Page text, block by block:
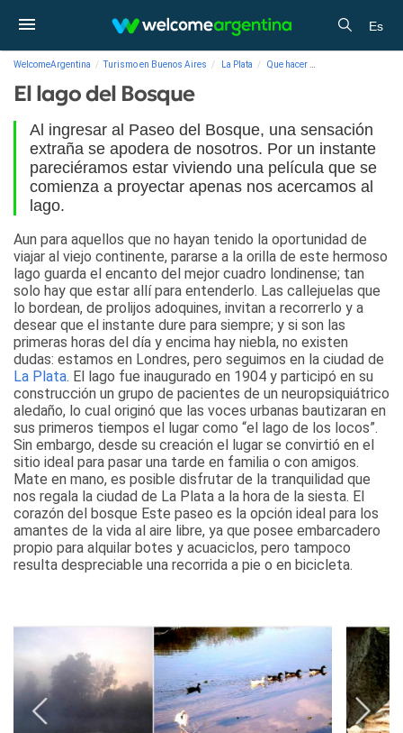
Es
WelcomeArgentina Turismo en Buenos Aires La Plata Que hacer
El lago del Bosque
Al ingresar al Paseo del Bosque, una sensación
extraña se apodera de nosotros. Por un instante
pareciéramos estar viviendo una película que se
comienza a proyectar apenas nos acercamos al
lago.
Aun para aquellos que no hayan tenido la oportunidad de
viajar al viejo continente, pararse a la orilla de este hermoso
lago guarda el encanto del mejor cuadro londinense; tan
solo hay que estar allí para entenderlo. Las callejuelas que
lo bordean, de prolijos adoquines, invitan a recorrerlo y a
desear que el instante dure para siempre; y si son las
primeras horas del día y encima hay niebla, no existen
dudas: estamos en Londres, pero seguimos en la ciudad de
La Plata. El lago fue inaugurado en 1904 y participó en su
construcción un grupo de pacientes de un neuropsiquiátrico
aledaño, lo cual originó que las voces urbanas bautizaran en
sus primeros tiempos el lugar como “el lago de los locos”.
Sin embargo, desde su creación el lugar se convirtió en el
sitio ideal para pasar una tarde en familia o con amigos.
Mate en mano, es posible disfrutar de la tranquilidad que
nos regala la ciudad de La Plata a la hora de la siesta. El
corazón del bosque Este paseo es la opción ideal para los
amantes de la vida al aire libre, ya que posee embarcadero
propio para alquilar botes y acuaciclos, pero tampoco
resulta despreciable una recorrida a pie o en bicicleta.